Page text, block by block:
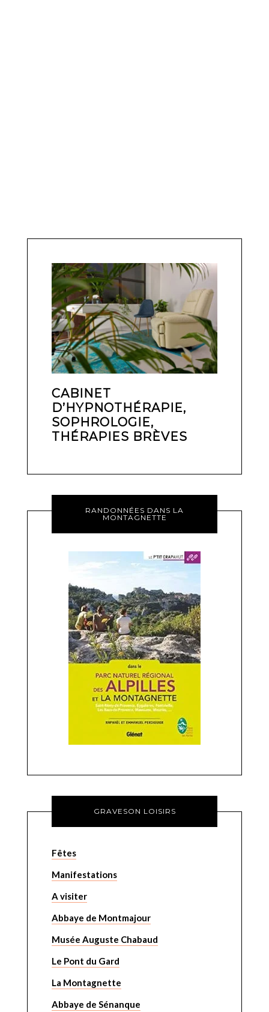
CABINET
D’HYPNOTHÉRAPIE,
SOPHROLOGIE,
THÉRAPIES BRÈVES
RANDONNÉES DANS LA
MONTAGNETTE
GRAVESON LOISIRS
Fêtes
Manifestations
A visiter
Abbaye de Montmajour
Musée Auguste Chabaud
Le Pont du Gard
La Montagnette
Abbaye de Sénanque